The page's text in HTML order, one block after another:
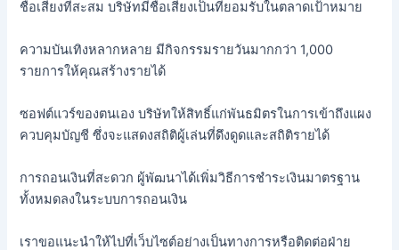
ชื่อเสียงที่สะสม บริษัทมีชื่อเสียงเป็นที่ยอมรับในตลาดเป้าหมาย
ความบันเทิงหลากหลาย มีกิจกรรมรายวันมากกว่า 1,000
รายการให้คุณสร้างรายได้
ซอฟต์แวร์ของตนเอง บริษัทให้สิทธิ์แก่พันธมิตรในการเข้าถึงแผง
ควบคุมบัญชี ซึ่งจะแสดงสถิติผู้เล่นที่ดึงดูดและสถิติรายได้
การถอนเงินที่สะดวก ผู้พัฒนาได้เพิ่มวิธีการชำระเงินมาตรฐาน
ทั้งหมดลงในระบบการถอนเงิน
เราขอแนะนำให้ไปที่เว็บไซต์อย่างเป็นทางการหรือติดต่อฝ่าย